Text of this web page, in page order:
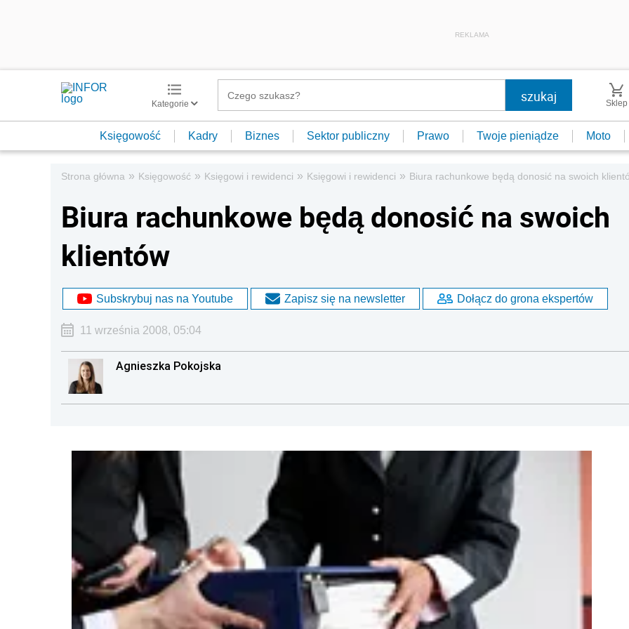
REKLAMA
Kategorie Sklep
Księgowość Kadry Biznes Sektor publiczny Prawo Twoje pieniądze Moto
Strona główna » Księgowość » Księgowi i rewidenci » Księgowi i rewidenci » Biura rachunkowe będą donosić na swoich
Biura rachunkowe będą donosić na swoich
klientów
Subskrybuj nas na Youtube Zapisz się na newsletter Dołącz do grona ekspertów
11 września 2008, 05:04
Agnieszka Pokojska